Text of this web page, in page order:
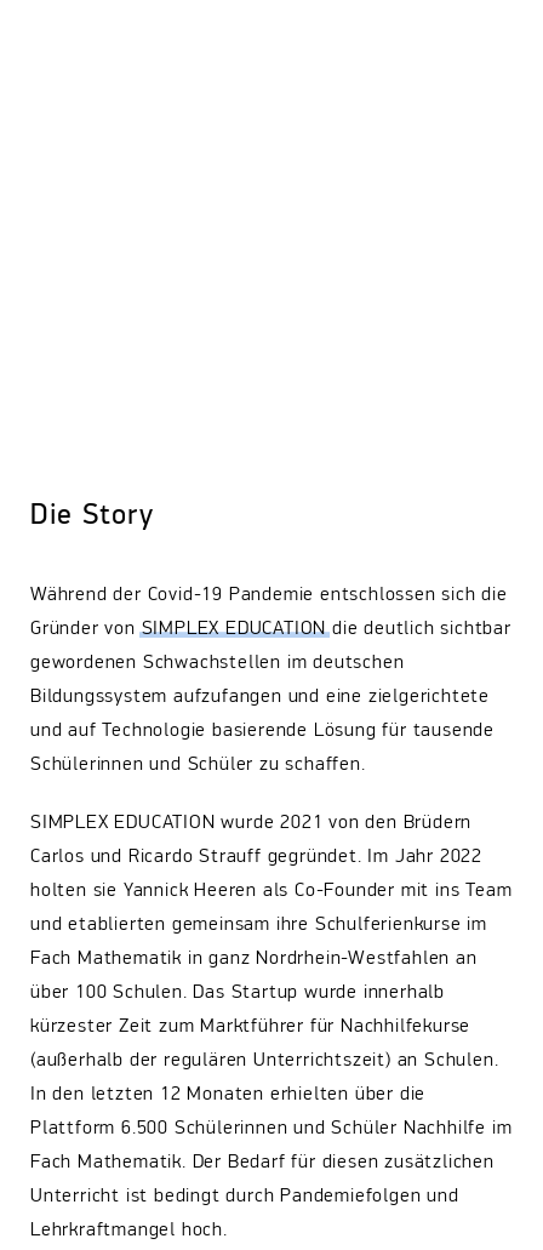
Die Story
Während der Covid-19 Pandemie entschlossen sich die
Gründer vonSIMPLEX EDUCATIONdie deutlich sichtbar
gewordenen Schwachstellen im deutschen
Bildungssystem aufzufangen und eine zielgerichtete
und auf Technologie basierende Lösung für tausende
Schülerinnen und Schüler zu schaffen.
SIMPLEX EDUCATION wurde 2021 von den Brüdern
Carlos und Ricardo Strauff gegründet. Im Jahr 2022
holten sie Yannick Heeren als Co-Founder mit ins Team
und etablierten gemeinsam ihre Schulferienkurse im
Fach Mathematik in ganz Nordrhein-Westfahlen an
über 100 Schulen. Das Startup wurde innerhalb
kürzester Zeit zum Marktführer für Nachhilfekurse
(außerhalb der regulären Unterrichtszeit) an Schulen.
In den letzten 12 Monaten erhielten über die
Plattform 6.500 Schülerinnen und Schüler Nachhilfe im
Fach Mathematik. Der Bedarf für diesen zusätzlichen
Unterricht ist bedingt durch Pandemiefolgen und
Lehrkraftmangel hoch.